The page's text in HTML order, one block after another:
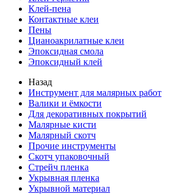
Клей-пена
Контактные клеи
Пены
Цианоакрилатные клеи
Эпоксидная смола
Эпоксидный клей
Назад
Инструмент для малярных работ
Валики и ёмкости
Для декоративных покрытий
Малярные кисти
Малярный скотч
Прочие инструменты
Скотч упаковочный
Стрейч пленка
Укрывная пленка
Укрывной материал